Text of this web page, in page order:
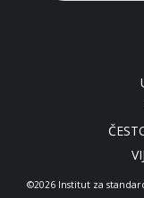
©2026 Institut za